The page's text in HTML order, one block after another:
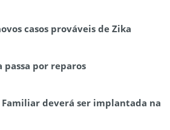
casos prováveis de Zika
passa por reparos
deverá ser implantada na